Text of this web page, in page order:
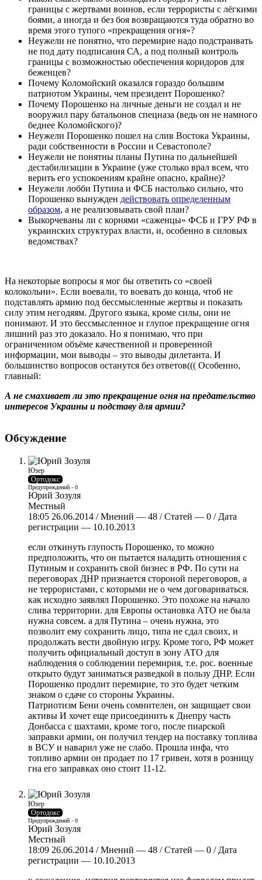
границы с жертвами воинов, если террористы с лёгкими
боями, а иногда и без боя возвращаются туда обратно во
время этого тупого «прекращения огня»?
Неужели не понятно, что перемирие надо подстраивать
не под дату подписания СА, а под полный контроль
границы с возможностью обеспечения коридоров для
беженцев?
Почему Коломойский оказался гораздо большим
патриотом Украины, чем президент Порошенко?
Почему Порошенко на личные деньги не создал и не
вооружил пару батальонов спецназа (ведь он не намного
беднее Коломойского)?
Неужели Порошенко пошел на слив Востока Украины,
ради собственности в России и Севастополе?
Неужели не понятны планы Путина по дальнейшей
дестабилизации в Украине (уже столько врал всем, что
верить его успокоениям крайне опасно, крайне)?
Неужели лобби Путина и ФСБ настолько сильно, что
Порошенко вынужден действовать определенным
образом, а не реализовывать свой план?
Выкорчеваны ли с корнями «саженцы» ФСБ и ГРУ РФ в
украинских структурах власти, и, особенно в силовых
ведомствах?
На некоторые вопросы я мог бы ответить со «своей
колокольни». Если воевали, то воевать до конца, чтоб не
подставлять армию под бессмысленные жертвы и показать
силу этим негодяям. Другого языка, кроме силы, они не
понимают. И это бессмысленное и глупое прекращение огня
лишний раз это доказало. Но я понимаю, что при
ограниченном объёме качественной и проверенной
информации, мои выводы – это выводы дилетанта. И
большинство вопросов останутся без ответов((( Особенно,
главный:
А не смахивает ли это прекращение огня на предательство
интересов Украины и подставу для армии?
Обсуждение
Юзер
Ортодокс
Предупреждений - 0
Юрий Зозуля
Местный
18:05 26.06.2014 / Мнений — 48 / Статей — 0 / Дата
регистрации — 10.10.2013
если откинуть глупость Порошенко, то можно
предположить, что он пытается наладить отношения с
Путиным и сохранить свой бизнес в РФ. По сути на
переговорах ДНР признается стороной переговоров, а
не террористами, с которыми не о чем договариваться.
как исходно заявлял Порошенко. Это похоже на начало
слива территории. для Европы остановка АТО не была
нужна совсем. а для Путина – очень нужна, это
позволит ему сохранить лицо, типа не сдал своих, и
продолжать вести двойную игру. Кроме того, РФ может
получить официальный доступ в зону АТО для
наблюдения о соблюдении перемирия, т.е. рос. военные
открыто будут заниматься разведкой в пользу ДНР. Если
Порошенко продлит перемирие, то это будет четким
знаком о сдаче со стороны Украины.
Патриотизм Бени очень сомнителен, он защищает свои
активы И хочет еще присоединить к Днепру часть
Донбасса с шахтами, кроме того, после пиарской
заправки армии, он получил тендер на поставку топлива
в ВСУ и наварил уже не слабо. Прошла инфа, что
топливо армии он продает по 17 гривен, хотя в розницу
гна его заправках оно стоит 11-12.
Юзер
Ортодокс
Предупреждений - 0
Юрий Зозуля
Местный
18:09 26.06.2014 / Мнений — 48 / Статей — 0 / Дата
регистрации — 10.10.2013